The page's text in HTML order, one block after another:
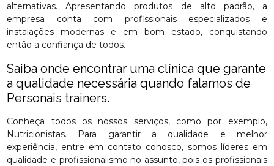
alternativas. Apresentando produtos de alto padrão, a
empresa conta com profissionais especializados e
instalações modernas e em bom estado, conquistando
então a confiança de todos.
Saiba onde encontrar uma clínica que garante
a qualidade necessária quando falamos de
Personais trainers.
Conheça todos os nossos serviços, como por exemplo,
Nutricionistas. Para garantir a qualidade e melhor
experiência, entre em contato conosco, somos líderes em
qualidade e profissionalismo no assunto, pois os profissionais